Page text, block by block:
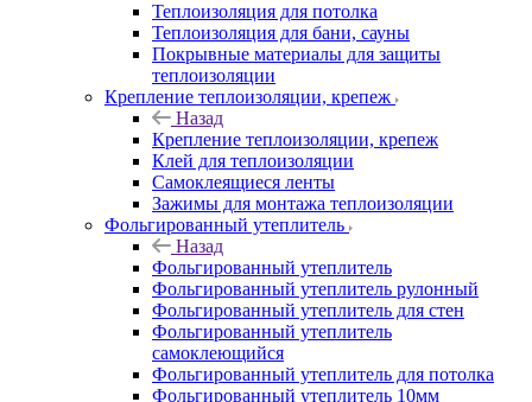
Теплоизоляция для потолка
Теплоизоляция для бани, сауны
Покрывные материалы для защиты
теплоизоляции
Крепление теплоизоляции, крепеж
Назад
Крепление теплоизоляции, крепеж
Клей для теплоизоляции
Самоклеящиеся ленты
Зажимы для монтажа теплоизоляции
Фольгированный утеплитель
Назад
Фольгированный утеплитель
Фольгированный утеплитель рулонный
Фольгированный утеплитель для стен
Фольгированный утеплитель
самоклеющийся
Фольгированный утеплитель для потолка
Фольгированный утеплитель 10мм